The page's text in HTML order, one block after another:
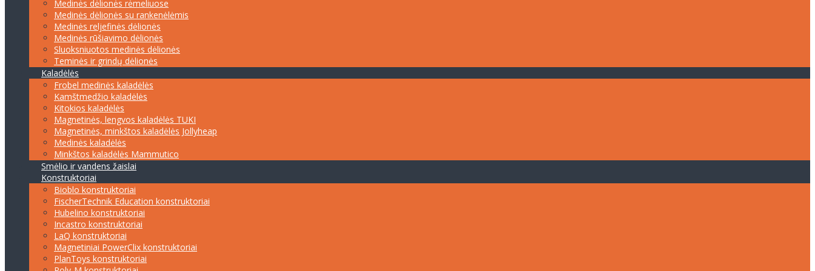
Medinės dėlionės rėmeliuose
Medinės dėlionės su rankenėlėmis
Medinės reljefinės dėlionės
Medinės rūšiavimo dėlionės
Sluoksniuotos medinės dėlionės
Teminės ir grindų dėlionės
Kaladėlės
Frobel medinės kaladėlės
Kamštmedžio kaladėlės
Kitokios kaladėlės
Magnetinės, lengvos kaladėlės TUKI
Magnetinės, minkštos kaladėlės Jollyheap
Medinės kaladėlės
Minkštos kaladėlės Mammutico
Smėlio ir vandens žaislai
Konstruktoriai
Bioblo konstruktoriai
FischerTechnik Education konstruktoriai
Hubelino konstruktoriai
Incastro konstruktoriai
LaQ konstruktoriai
Magnetiniai PowerClix konstruktoriai
PlanToys konstruktoriai